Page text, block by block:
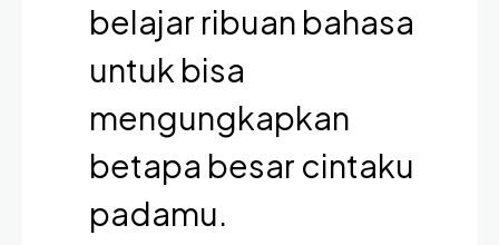
belajar ribuan bahasa
untuk bisa
mengungkapkan
betapa besar cintaku
padamu.